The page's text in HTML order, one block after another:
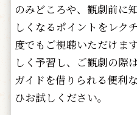
のみどころや、観劇前に
しくなるポイントをレク
度でもご視聴いただけま
しく予習し、ご観劇の際
ガイドを借りられる便利
ひお試しください。